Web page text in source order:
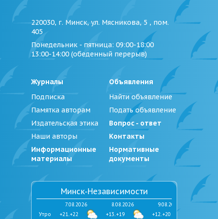
220030, г. Минск, ул. Мясникова, 5 , пом.
405
Понедельник - пятница: 09:00-18:00
13:00-14:00 (обеденный перерыв)
Журналы
Подписка
Памятка авторам
Издательская этика
Наши авторы
Информационные
материалы
Объявления
Найти объявление
Подать объявление
Вопрос - ответ
Контакты
Нормативные
документы
Минск-Независимости
7.08.2026
+21..+22
8.08.2026
+13..+19
9.08.2026
+12..+20
Утро